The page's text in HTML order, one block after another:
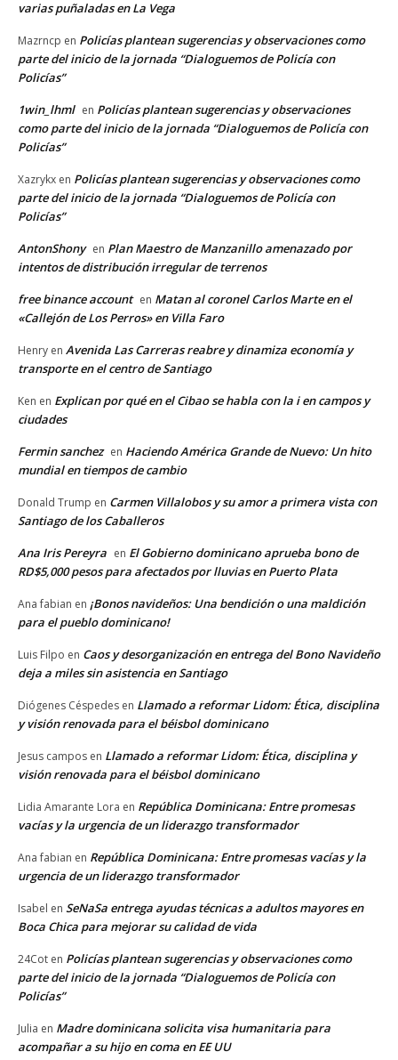
varias puñaladas en La Vega
Mazrncp en Policías plantean sugerencias y observaciones como
parte del inicio de la jornada “Dialoguemos de Policía con
Policías”
1win_lhml en Policías plantean sugerencias y observaciones
como parte del inicio de la jornada “Dialoguemos de Policía con
Policías”
Xazrykx en Policías plantean sugerencias y observaciones como
parte del inicio de la jornada “Dialoguemos de Policía con
Policías”
AntonShony en Plan Maestro de Manzanillo amenazado por
intentos de distribución irregular de terrenos
free binance account en Matan al coronel Carlos Marte en el
«Callejón de Los Perros» en Villa Faro
Henry en Avenida Las Carreras reabre y dinamiza economía y
transporte en el centro de Santiago
Ken en Explican por qué en el Cibao se habla con la i en campos y
ciudades
Fermin sanchez en Haciendo América Grande de Nuevo: Un hito
mundial en tiempos de cambio
Donald Trump en Carmen Villalobos y su amor a primera vista con
Santiago de los Caballeros
Ana Iris Pereyra en El Gobierno dominicano aprueba bono de
RD$5,000 pesos para afectados por lluvias en Puerto Plata
Ana fabian en ¡Bonos navideños: Una bendición o una maldición
para el pueblo dominicano!
Luis Filpo en Caos y desorganización en entrega del Bono Navideño
deja a miles sin asistencia en Santiago
Diógenes Céspedes en Llamado a reformar Lidom: Ética, disciplina
y visión renovada para el béisbol dominicano
Jesus campos en Llamado a reformar Lidom: Ética, disciplina y
visión renovada para el béisbol dominicano
Lidia Amarante Lora en República Dominicana: Entre promesas
vacías y la urgencia de un liderazgo transformador
Ana fabian en República Dominicana: Entre promesas vacías y la
urgencia de un liderazgo transformador
Isabel en SeNaSa entrega ayudas técnicas a adultos mayores en
Boca Chica para mejorar su calidad de vida
24Cot en Policías plantean sugerencias y observaciones como
parte del inicio de la jornada “Dialoguemos de Policía con
Policías”
Julia en Madre dominicana solicita visa humanitaria para
acompañar a su hijo en coma en EE UU